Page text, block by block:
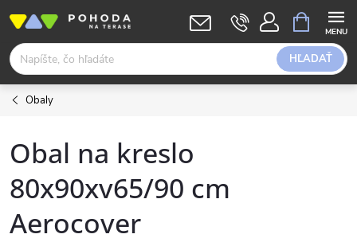
obsah
HĽADAŤ
KOŠÍK
Obaly
Obal na kreslo
80x90xv65/90 cm
Aerocover